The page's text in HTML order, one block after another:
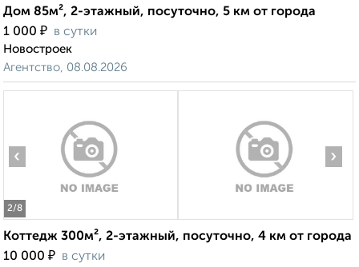
Дом 85м², 2-этажный, посуточно, 5 км от города
1 000 ₽ в сутки
Новостроек
Агентство, 08.08.2026
2/8
‹ ›
Коттедж 300м², 2-этажный, посуточно, 4 км от города
10 000 ₽ в сутки